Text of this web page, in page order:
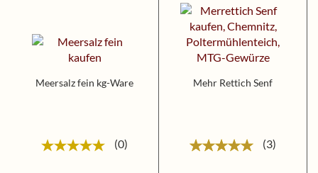
Meersalz fein kg-Ware
0
Mehr Rettich Senf
3